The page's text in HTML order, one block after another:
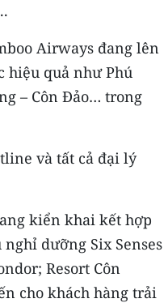
Airways đang lên
hiệu quả như Phú
– Côn Đảo… trong
và tất cả đại lý
kiển khai kết hợp
dưỡng Six Senses
Resort Côn
cho khách hàng trải